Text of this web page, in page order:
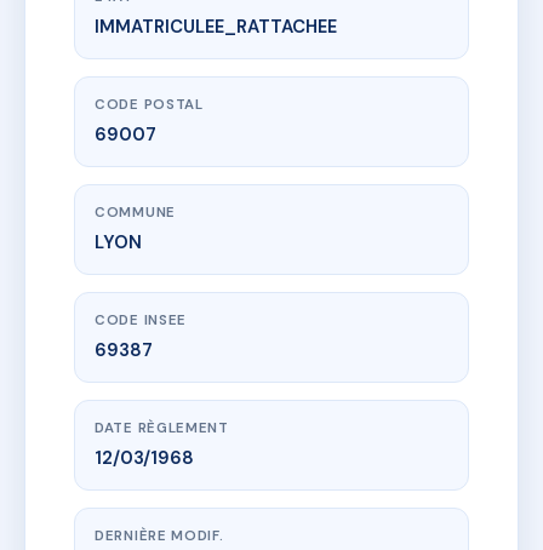
www.vme.plus/AC7166135
8 AVENUE JEAN JAURES
8 Avenue Jean Jaurès
IMMATRICULEE_RATTACHEE
CODE POSTAL
69007
COMMUNE
LYON
CODE INSEE
69387
DATE RÈGLEMENT
12/03/1968
DERNIÈRE MODIF.